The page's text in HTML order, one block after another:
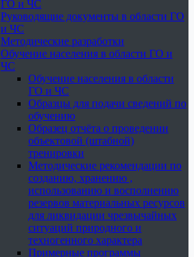
ГО и ЧС
Руководящие документы в области ГО
и ЧС
Методические разработки
Обучение населения в области ГО и
ЧС
Обучение населения в области
ГО и ЧС
Образцы для подачи сведений по
обучению
Образец отчёта о проведении
объектовой (штабной)
тренировки
Методические рекомендации по
созданию, хранению ,
использованию и восполнению
резервов материальных ресурсов
для ликвидации чрезвычайных
ситуаций природного и
техногенного характера
Примерные программы